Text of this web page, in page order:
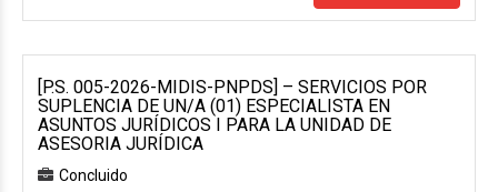
[P.S. 005-2026-MIDIS-PNPDS] – SERVICIOS POR
SUPLENCIA DE UN/A (01) ESPECIALISTA EN
ASUNTOS JURÍDICOS I PARA LA UNIDAD DE
ASESORIA JURÍDICA
Concluido